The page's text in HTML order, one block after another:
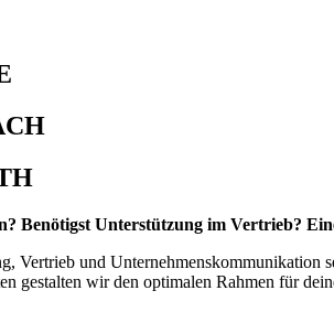
Benötigst Unterstützung im Vertrieb?
, Vertrieb und Unternehmenskommunikation
gestalten wir den optimalen Rahmen für